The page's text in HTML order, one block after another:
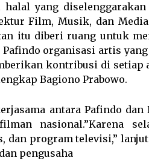
halal yang
Film, Musik, dan
itu diberi ruang untuk
Pafindo organisasi artis
kontribusi di setiap
Bagiono Prabowo.
antara Pafindo
nasional.”Karena
dan program televisi,”
pengusaha